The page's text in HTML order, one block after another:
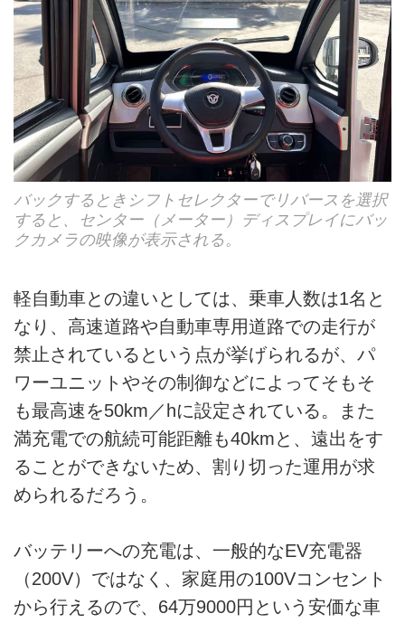
バックするときシフトセレクターでリバースを選択
すると、センター（メーター）ディスプレイにバッ
クカメラの映像が表示される。
軽自動車との違いとしては、乗車人数は1名と
なり、高速道路や自動車専用道路での走行が
禁止されているという点が挙げられるが、パ
ワーユニットやその制御などによってそもそ
も最高速を50km／hに設定されている。また
満充電での航続可能距離も40kmと、遠出をす
ることができないため、割り切った運用が求
められるだろう。
バッテリーへの充電は、一般的なEV充電器
（200V）ではなく、家庭用の100Vコンセント
から行えるので、64万9000円という安価な車